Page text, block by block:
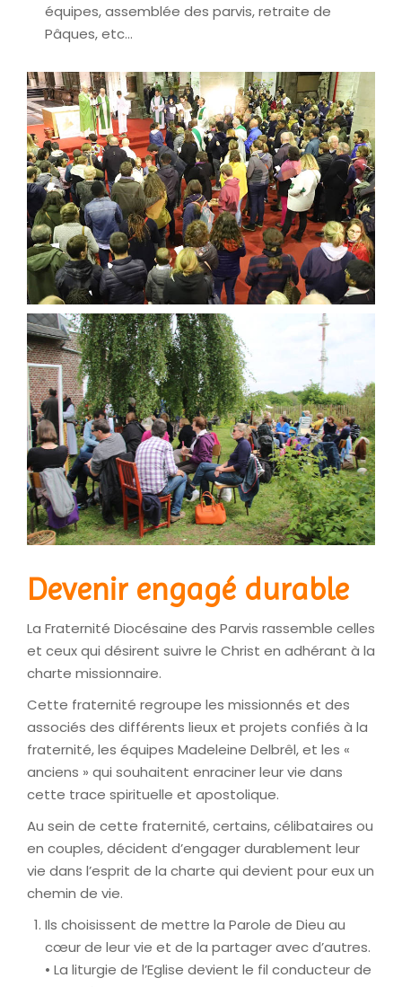
équipes, assemblée des parvis, retraite de
Pâques, etc…
Devenir engagé durable
La Fraternité Diocésaine des Parvis rassemble celles
et ceux qui désirent suivre le Christ en adhérant à la
charte missionnaire.
Cette fraternité regroupe les missionnés et des
associés des différents lieux et projets confiés à la
fraternité, les équipes Madeleine Delbrêl, et les «
anciens » qui souhaitent enraciner leur vie dans
cette trace spirituelle et apostolique.
Au sein de cette fraternité, certains, célibataires ou
en couples, décident d’engager durablement leur
vie dans l’esprit de la charte qui devient pour eux un
chemin de vie.
Ils choisissent de mettre la Parole de Dieu au
cœur de leur vie et de la partager avec d’autres.
• La liturgie de l’Eglise devient le fil conducteur de